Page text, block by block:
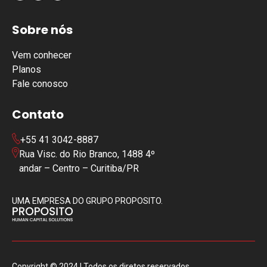
Sobre nós
Vem conhecer
Planos
Fale conosco
Contato
+55 41 3042-8887
Rua Visc. do Rio Branco, 1488 4º
andar – Centro – Curitiba/PR
UMA EMPRESA DO GRUPO PROPOSITO.